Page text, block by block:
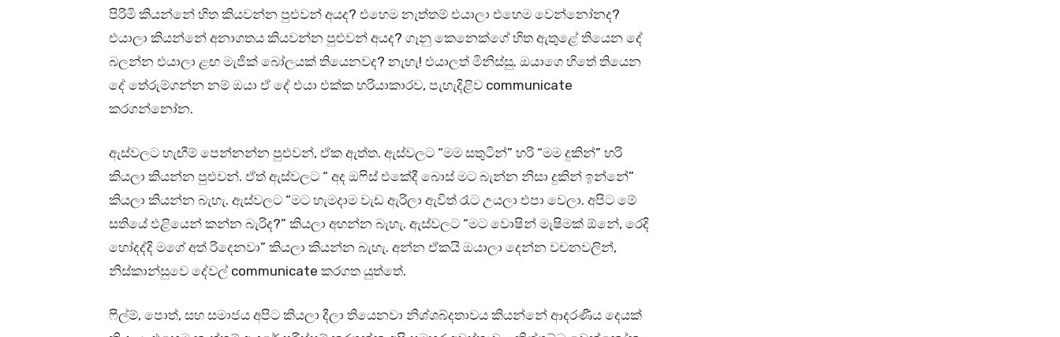
පිරිමි කියන්නේ හිත කියවන්න පුළුවන් අයද? එහෙම නැත්තම් එයාලා එහෙම වෙන්නෝනද?
එයාලා කියන්නේ අනාගතය කියවන්න පුළුවන් අයද? ගෑනු කෙනෙක්ගේ හිත ඇතුළේ තියෙන දේ
බලන්න එයාලා ළඟ මැජික් බෝලයක් තියෙනවද? නැහැ! එයාලත් මිනිස්සු. ඔයාගෙ හිතේ තියෙන
දේ තේරුම්ගන්න නම් ඔයා ඒ දේ එයා එක්ක හරියාකාරව, පැහැදිළිව communicate
කරගන්නෝන.
ඇස්වලට හැඟීම් පෙන්නන්න පුළුවන්, ඒක ඇත්ත. ඇස්වලට “මම සතුටින්” හරි “මම දුකින්” හරි
කියලා කියන්න පුළුවන්. ඒත් ඇස්වලට “ අද ඔෆිස් එකේදී බොස් මට බැන්න නිසා දුකින් ඉන්නේ”
කියලා කියන්න බැහැ. ඇස්වලට “මට හැමදාම වැඩ ඇරිලා ඇවිත් රෑට උයලා එපා වෙලා. අපිට මේ
සතියේ එළියෙන් කන්න බැරිද?” කියලා අහන්න බැහැ. ඇස්වලට “මට වොෂින් මැෂිමක් ඕනේ, රෙදි
හෝදද්දි මගේ අත් රිදෙනවා” කියලා කියන්න බැහැ. අන්න ඒකයි ඔයාලා දෙන්න වචනවලින්,
නිස්කාන්සුවෙ දේවල් communicate කරගත යුත්තේ.
ෆිල්ම්, පොත්, සහ සමාජය අපිට කියලා දීලා තියෙනවා නිශ්ශබ්දතාවය කියන්නේ ආදරණීය දෙයක්